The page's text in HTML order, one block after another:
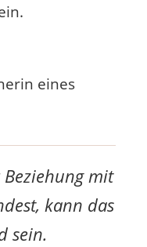
eines
mit
kann das
sein.